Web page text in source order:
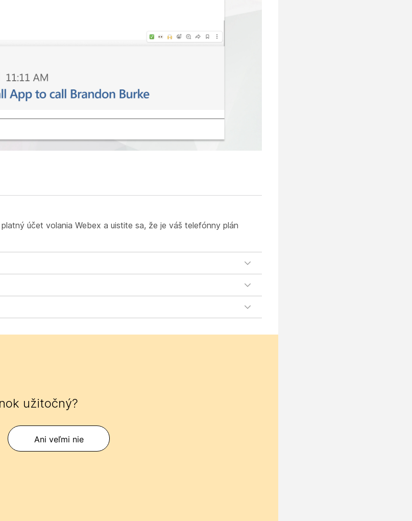
účet volania Webex a uistite sa, že je váš telefónny plán
užitočný?
Ani veľmi nie